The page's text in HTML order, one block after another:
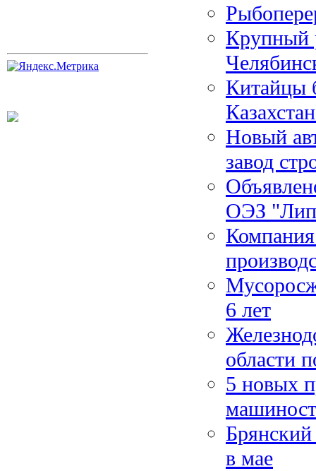
Крупный
Китайцы
Новый
завод
ОЭЗ
6 лет
области
5 новых
Брянский
в мае